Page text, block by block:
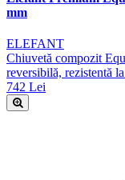
mm
ELEFANT
Chiuvetă compozit
reversibilă, rezistentă
742 Lei